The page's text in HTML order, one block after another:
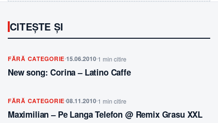
CITEȘTE ȘI
FĂRĂ CATEGORIE15.06.2010 1 min citire
New song: Corina – Latino Caffe
FĂRĂ CATEGORIE08.11.2010 1 min citire
Maximilian – Pe Langa Telefon @ Remix Grasu XXL